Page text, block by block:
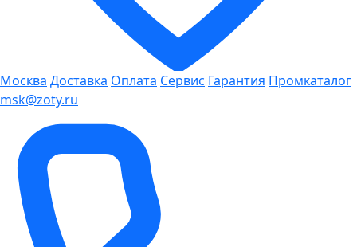
Москва Доставка Оплата Сервис Гарантия Промкаталог
msk@zoty.ru